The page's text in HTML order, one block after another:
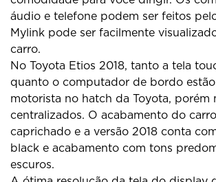
áudio e telefone podem ser feitos
Mylink pode ser facilmente
carro.
No Toyota Etios 2018, tanto a tela
quanto o computador de bordo
motorista no hatch da Toyota, porém
centralizados. O acabamento do
caprichado e a versão 2018 conta
black e acabamento com tons
escuros.